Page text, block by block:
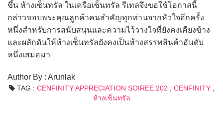
ขึ้น ห้างเซ็นทรัล ในเครือเซ็นทรัล รีเทลจึงขอใช้โอกาสนี้
กล่าวขอบพระคุณลูกค้าคนสำคัญทุกท่านจากหัวใจอีกครั้ง
หนึ่งสำหรับการสนับสนุนและความไว้วางใจที่ยังคงเคียงข้าง
และผลักดันให้ห้างเซ็นทรัลยังคงเป็นห้างสรรพสินค้าอันดับ
หนึ่งเสมอมา
Author By : Arunlak
TAG : CENFINITY APPRECIATION SOIREE 202 CENFINITY,
ห้างเซ็นทรัล